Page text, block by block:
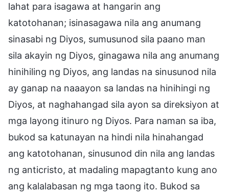
lahat para isagawa at hangarin ang
katotohanan; isinasagawa nila ang anumang
sinasabi ng Diyos, sumusunod sila paano man
sila akayin ng Diyos, ginagawa nila ang anumang
hinihiling ng Diyos, ang landas na sinusunod nila
ay ganap na naaayon sa landas na hinihingi ng
Diyos, at naghahangad sila ayon sa direksiyon at
mga layong itinuro ng Diyos. Para naman sa iba,
bukod sa katunayan na hindi nila hinahangad
ang katotohanan, sinusunod din nila ang landas
ng anticristo, at madaling mapagtanto kung ano
ang kalalabasan ng mga taong ito. Bukod sa